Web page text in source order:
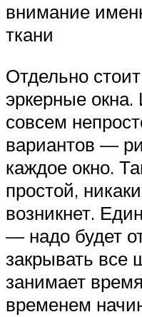
внимание
ткани
Отдельно
эркерные
совсем
вариантов —
каждое окно.
простой,
возникнет.
— надо будет
закрывать все
занимает
временем